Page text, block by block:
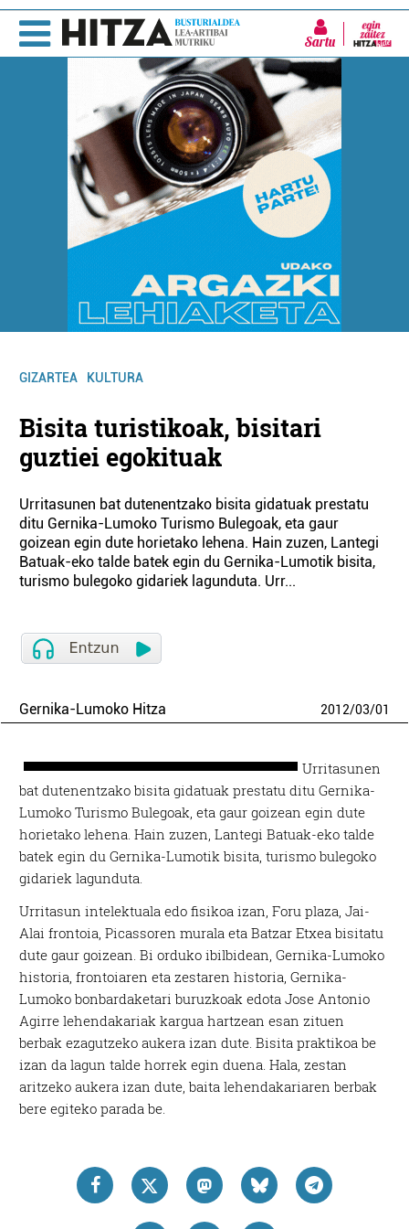
Sartu
GIZARTEA KULTURA
Bisita turistikoak, bisitari
guztiei egokituak
Urritasunen bat dutenentzako bisita gidatuak prestatu
ditu Gernika-Lumoko Turismo Bulegoak, eta gaur
goizean egin dute horietako lehena. Hain zuzen, Lantegi
Batuak-eko talde batek egin du Gernika-Lumotik bisita,
turismo bulegoko gidariek lagunduta. Urr...
Gernika-Lumoko Hitza 2012/03/01
Urritasunen
bat dutenentzako bisita gidatuak prestatu ditu Gernika-
Lumoko Turismo Bulegoak, eta gaur goizean egin dute
horietako lehena. Hain zuzen, Lantegi Batuak-eko talde
batek egin du Gernika-Lumotik bisita, turismo bulegoko
gidariek lagunduta.
Urritasun intelektuala edo fisikoa izan, Foru plaza, Jai-
Alai frontoia, Picassoren murala eta Batzar Etxea bisitatu
dute gaur goizean. Bi orduko ibilbidean, Gernika-Lumoko
historia, frontoiaren eta zestaren historia, Gernika-
Lumoko bonbardaketari buruzkoak edota Jose Antonio
Agirre lehendakariak kargua hartzean esan zituen
berbak ezagutzeko aukera izan dute. Bisita praktikoa be
izan da lagun talde horrek egin duena. Hala, zestan
aritzeko aukera izan dute, baita lehendakariaren berbak
bere egiteko parada be.